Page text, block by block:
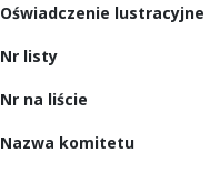
Oświadczenie lustracyjne
Nr listy
Nr na liście
Nazwa komitetu